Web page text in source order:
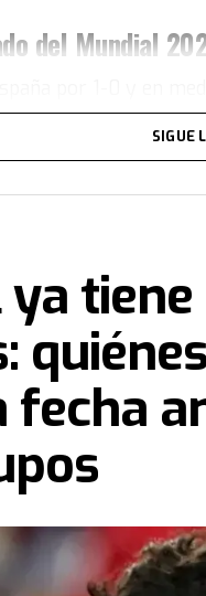
del Mundial
de su grupo y
alcanzó para
momento insólito:
error que
SIGUE